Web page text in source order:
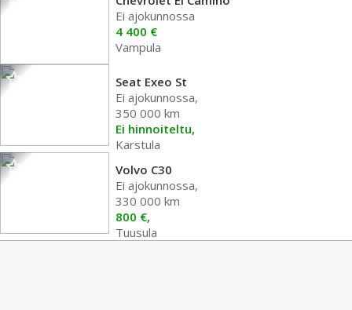
Ei ajokunnossa
4 400 €
Vampula
Seat Exeo St
Ei ajokunnossa,
350 000 km
Ei hinnoiteltu,
Karstula
Volvo C30
Ei ajokunnossa,
330 000 km
800 €,
Tuusula